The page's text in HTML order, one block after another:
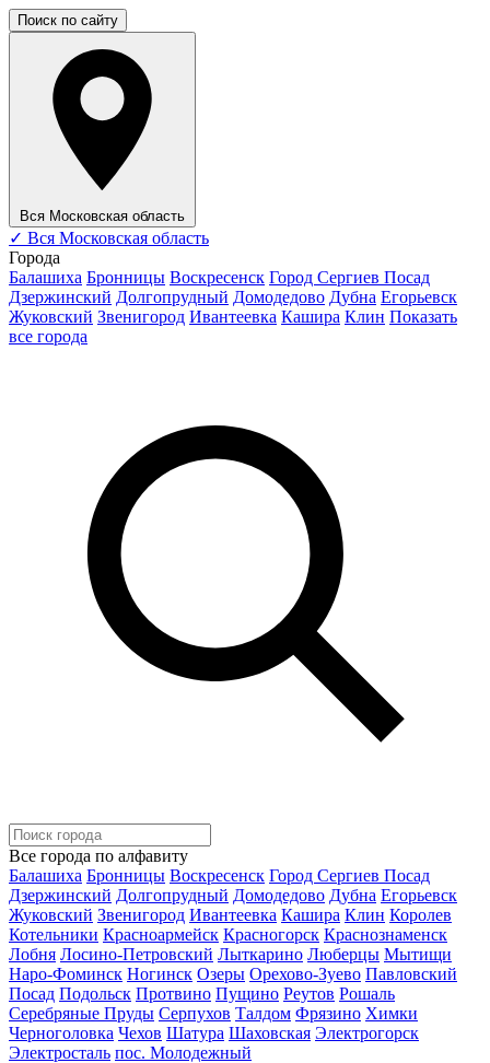
Поиск по сайту
Вся Московская область
✓ Вся Московская область
Города
Балашиха Бронницы Воскресенск Город Сергиев Посад
Дзержинский Долгопрудный Домодедово Дубна Егорьевск
Жуковский Звенигород Ивантеевка Кашира Клин Показать
все города
Все города по алфавиту
Балашиха Бронницы Воскресенск Город Сергиев Посад
Дзержинский Долгопрудный Домодедово Дубна Егорьевск
Жуковский Звенигород Ивантеевка Кашира Клин Королев
Котельники Красноармейск Красногорск Краснознаменск
Лобня Лосино-Петровский Лыткарино Люберцы Мытищи
Наро-Фоминск Ногинск Озеры Орехово-Зуево Павловский
Посад Подольск Протвино Пущино Реутов Рошаль
Серебряные Пруды Серпухов Талдом Фрязино Химки
Черноголовка Чехов Шатура Шаховская Электрогорск
Электросталь пос. Молодежный